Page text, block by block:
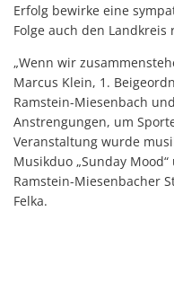
Erfolg bewirke eine
Folge auch den Landkreis
„Wenn wir
Marcus Klein, 1.
Ramstein-Miesenbach
Anstrengungen, um
Veranstaltung wurde
Musikduo „Sunday
Ramstein-Miesenbacher
Felka.